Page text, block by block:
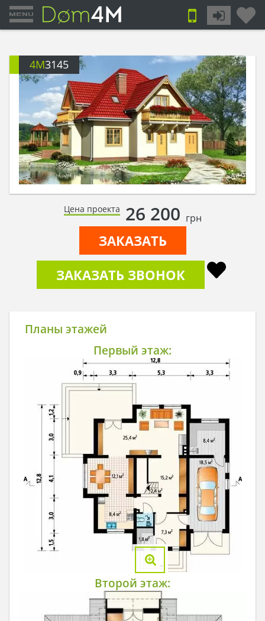
4M3145
Цена проекта 26 200 грн
ЗАКАЗАТЬ
ЗАКАЗАТЬ ЗВОНОК
Планы этажей
Первый этаж:
Второй этаж: